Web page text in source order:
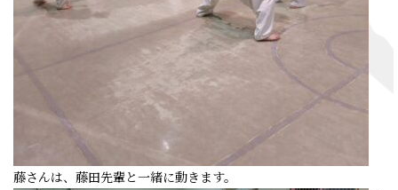
藤さんは、藤田先輩と一緒に動きます。